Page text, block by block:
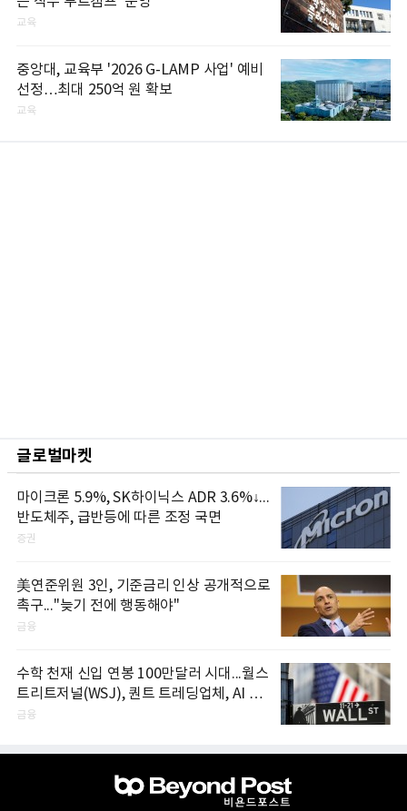
교육
중앙대, 교육부 '2026 G-LAMP 사업' 예비
선정…최대 250억 원 확보
교육
글로벌마켓
마이크론 5.9%, SK하이닉스 ADR 3.6%↓...
반도체주, 급반등에 따른 조정 국면
증권
美연준위원 3인, 기준금리 인상 공개적으로
촉구..."늦기 전에 행동해야"
금융
수학 천재 신입 연봉 100만달러 시대...월스
트리트저널(WSJ), 퀀트 트레딩업체, AI 기
업들 인재 확보 경쟁
금융